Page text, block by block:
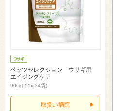
ベッツセレクション ウサギ用
エイジングケア
900g(225g×4袋)
取扱い病院